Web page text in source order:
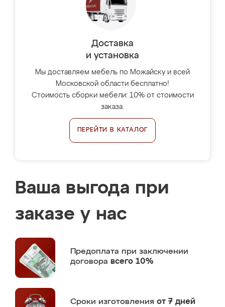
Доставка
и установка
Мы доставляем мебель по Можайску и всей
Московской области бесплатно!
Стоимость сборки мебели: 10% от стоимости
заказа.
ПЕРЕЙТИ В КАТАЛОГ
Ваша выгода при
заказе у нас
Предоплата при заключении
договора всего 10%
Сроки изготовления от 7 дней